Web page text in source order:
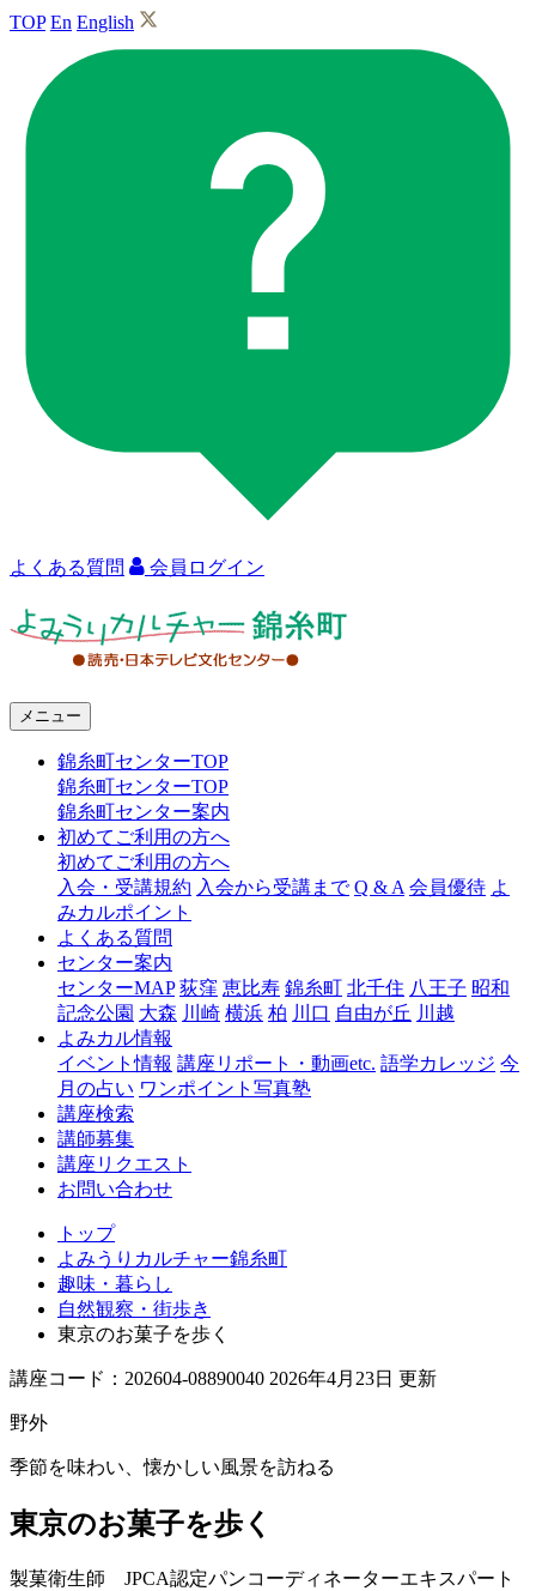
TOP En English
よくある質問 会員ログイン
ャ
糸
メニュー
錦糸町センターTOP
錦糸町センターTOP
錦糸町センター案内
初めてご利用の方へ
初めてご利用の方へ
入会・受講規約 入会から受講まで Q & A 会員優待 よ
みカルポイント
よくある質問
センター案内
センターMAP 荻窪 恵比寿 錦糸町 北千住 八王子 昭和
記念公園 大森 川崎 横浜 柏 川口 自由が丘 川越
よみカル情報
イベント情報 講座リポート・動画etc. 語学カレッジ 今
月の占い ワンポイント写真塾
講座検索
講師募集
講座リクエスト
お問い合わせ
トップ
よみうりカルチャー錦糸町
趣味・暮らし
自然観察・街歩き
東京のお菓子を歩く
講座コード：202604-08890040 2026年4月23日 更新
野外
季節を味わい、懐かしい風景を訪ねる
東京のお菓子を歩く
製菓衛生師 JPCA認定パンコーディネーターエキスパート